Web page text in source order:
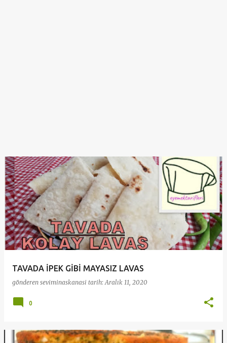
TAVADA İPEK GİBİ MAYASIZ LAVAS
gönderen seviminaskanasi tarih:Aralık 11, 2020
0